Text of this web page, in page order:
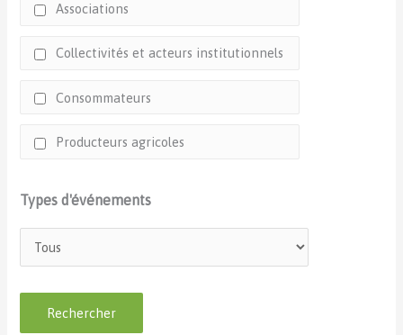
Associations
Collectivités et acteurs institutionnels
Consommateurs
Producteurs agricoles
Types d'événements